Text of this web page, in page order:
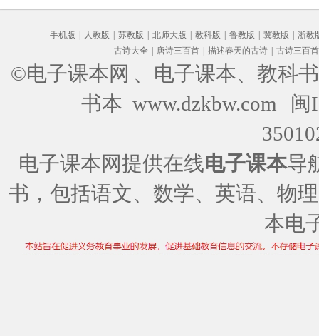
手机版 人教版 苏教版 北师大版 教科版 鲁教版 冀教版
浙教
古诗大全
唐诗三百首 描述春天的古诗 古诗三百首
©电子课本网 、电子课本、教科
书本 www.dzkbw.com
闽
电子课本网提供在线电子课本导
书，包括语文、数学、英语、物
本电